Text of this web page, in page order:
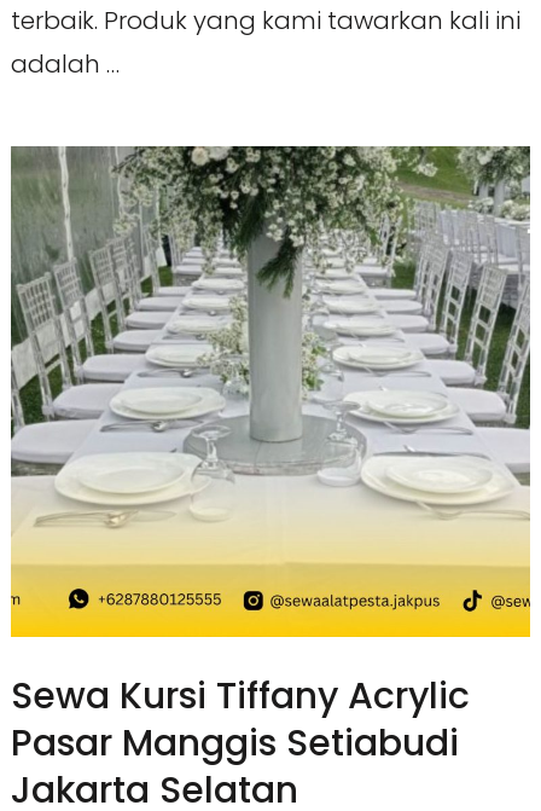
terbaik. Produk yang kami tawarkan kali ini
adalah …
Sewa Kursi Tiffany Acrylic
Pasar Manggis Setiabudi
Jakarta Selatan